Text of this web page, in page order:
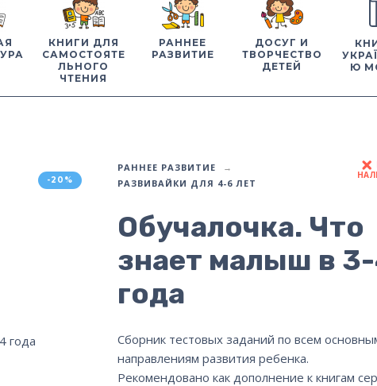
КНИГИ ДЛЯ
САМОСТОЯТЕ
ЛЬНОГО
ЧТЕНИЯ
РАННЕЕ
РАЗВИТИЕ
ДОСУГ И
ТВОРЧЕСТВО
ДЕТЕЙ
Ю
-20%
РАННЕЕ РАЗВИТИЕ
РАЗВИВАЙКИ ДЛЯ 4-6 ЛЕТ
Обучалочка. Что
знает малыш в
года
Сборник тестовых заданий по всем
направлениям развития ребенка.
Рекомендовано как дополнение к книгам